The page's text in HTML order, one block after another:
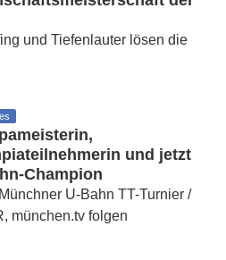
und Tiefenlauter lösen die
und jetzt
Champion
U-Bahn TT-Turnier /
münchen.tv folgen